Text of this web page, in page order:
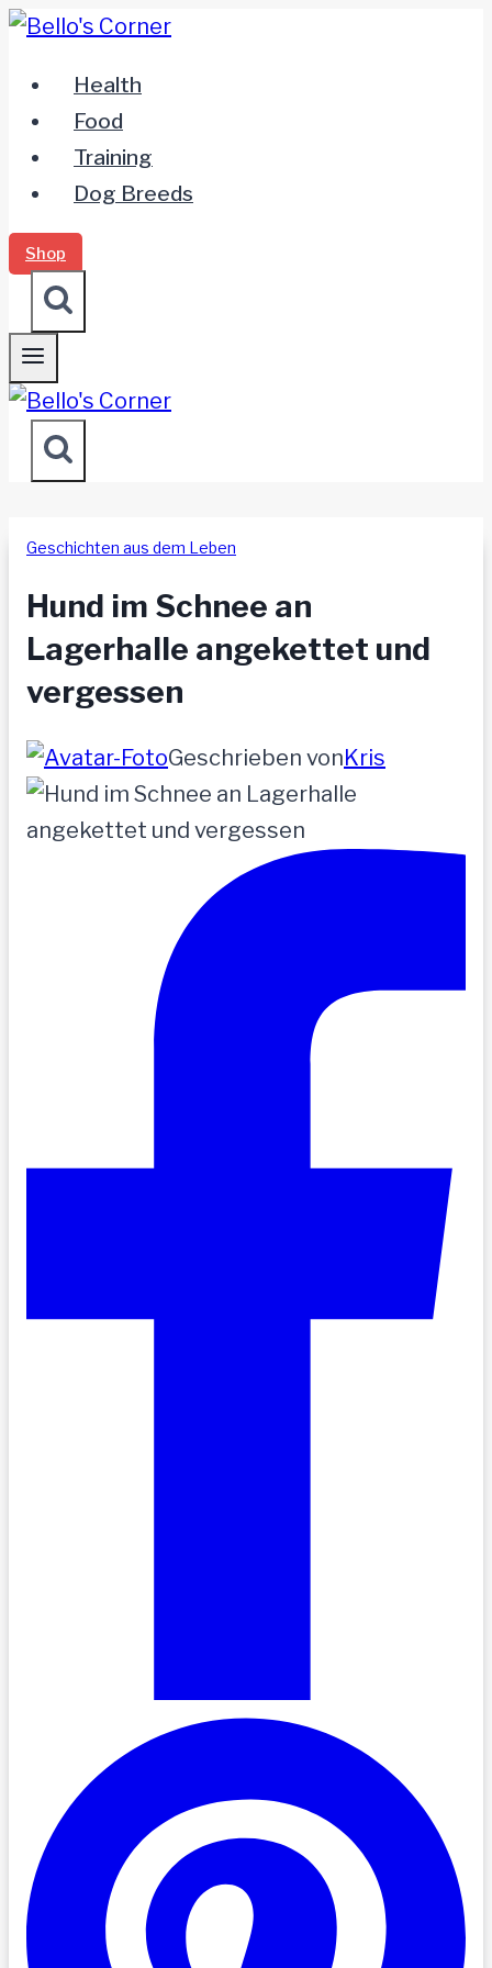
Zum
springenHealth
Food
Training
Dog Breeds
Shop
Geschichten aus dem Leben
Hund im Schnee an
Lagerhalle angekettet und
vergessen
Geschrieben vonKris